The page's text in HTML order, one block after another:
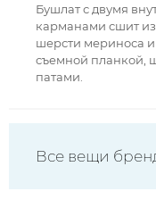
Бушлат с двумя
карманами сшит
шерсти мериноса
съемной планкой,
патами.
Все вещи